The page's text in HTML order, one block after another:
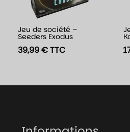
Jeu de société –
Seeders Exodus
39,99€TTC